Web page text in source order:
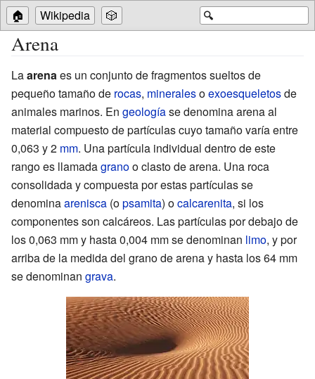
🔍
🏠 Wikipedia 🎲
Arena
Laarena es un conjunto de fragmentos sueltos de
pequeño tamaño de rocas, mineralesoexoesqueletosde
animales marinos. En geologíase denomina arena al
material compuesto de partículas cuyo tamaño varía entre
0,063 y 2 mm. Una partícula individual dentro de este
rango es llamadagranoo clasto de arena. Una roca
consolidada y compuesta por estas partículas se
denominaarenisca (opsamita) ocalcarenita, si los
componentes son calcáreos. Las partículas por debajo de
los 0,063 mm y hasta 0,004 mm se denominan limo, y por
arriba de la medida del grano de arena y hasta los 64 mm
se denominan grava.